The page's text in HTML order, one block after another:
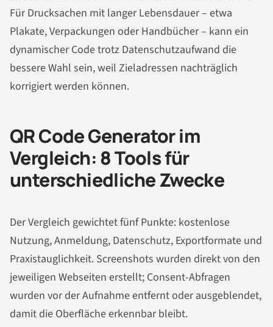
Für Drucksachen mit langer Lebensdauer – etwa
Plakate, Verpackungen oder Handbücher – kann ein
dynamischer Code trotz Datenschutzaufwand die
bessere Wahl sein, weil Zieladressen nachträglich
korrigiert werden können.
QR Code Generator im
Vergleich: 8 Tools für
unterschiedliche Zwecke
Der Vergleich gewichtet fünf Punkte: kostenlose
Nutzung, Anmeldung, Datenschutz, Exportformate und
Praxistauglichkeit. Screenshots wurden direkt von den
jeweiligen Webseiten erstellt; Consent-Abfragen
wurden vor der Aufnahme entfernt oder ausgeblendet,
damit die Oberfläche erkennbar bleibt.